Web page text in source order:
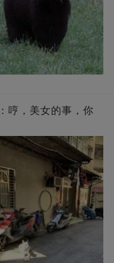
哼，美女的事，你